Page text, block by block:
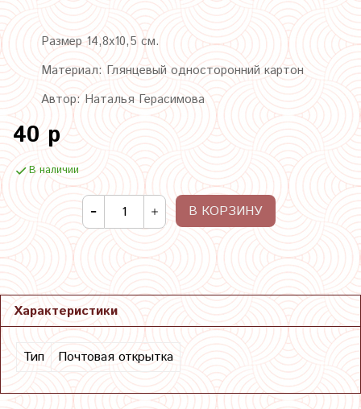
Размер 14,8х10,5 см.
Материал: Глянцевый односторонний картон
Автор: Наталья Герасимова
40 р
В наличии
В КОРЗИНУ
Характеристики
Тип Почтовая открытка